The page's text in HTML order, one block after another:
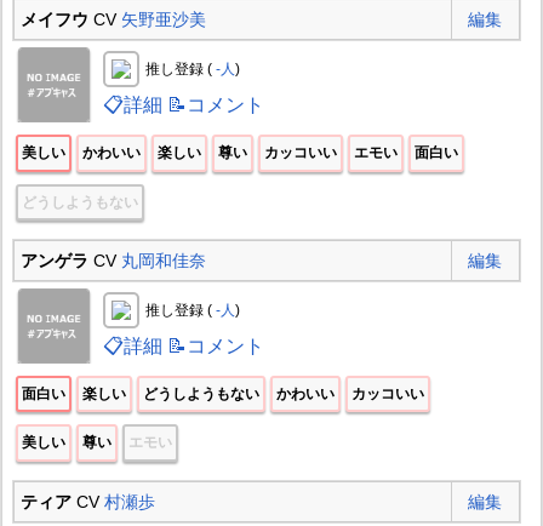
メイフウ CV 矢野亜沙美 編集
推し登録 ( -人)
📋詳細 📝コメント
美しい かわいい 楽しい 尊い カッコいい エモい 面白い
どうしようもない
アンゲラ CV 丸岡和佳奈 編集
推し登録 ( -人)
📋詳細 📝コメント
面白い 楽しい どうしようもない かわいい カッコいい
美しい 尊い エモい
ティアCV村瀬歩 編集